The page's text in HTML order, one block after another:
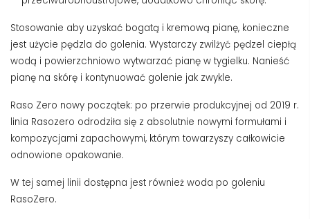
Stosowanie aby uzyskać bogatą i kremową pianę, konieczne
jest użycie pędzla do golenia. Wystarczy zwilżyć pędzel ciepłą
wodą i powierzchniowo wytwarzać pianę w tygielku. Nanieść
pianę na skórę i kontynuować golenie jak zwykle.
Raso Zero nowy początek: po przerwie produkcyjnej od 2019 r.
linia Rasozero odrodziła się z absolutnie nowymi formułami i
kompozycjami zapachowymi, którym towarzyszy całkowicie
odnowione opakowanie.
W tej samej linii dostępna jest również woda po goleniu
RasoZero.